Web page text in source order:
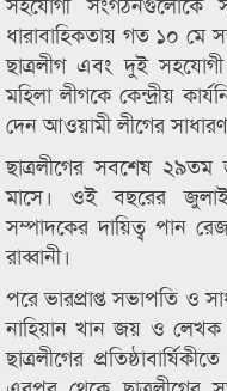
ধারাবাহিকতায় গত ১০ মে
ছাত্রলীগ এবং দুই
মহিলা লীগকে কেন্দ্রীয়
দেন আওয়ামী লীগের
ছাত্রলীগের সবশেষ
মাসে। ওই বছরের
সম্পাদকের দায়িত্ব পান
রাব্বানী।
পরে ভারপ্রাপ্ত সভাপতি ও
নাহিয়ান খান জয় ও লেখক
ছাত্রলীগের